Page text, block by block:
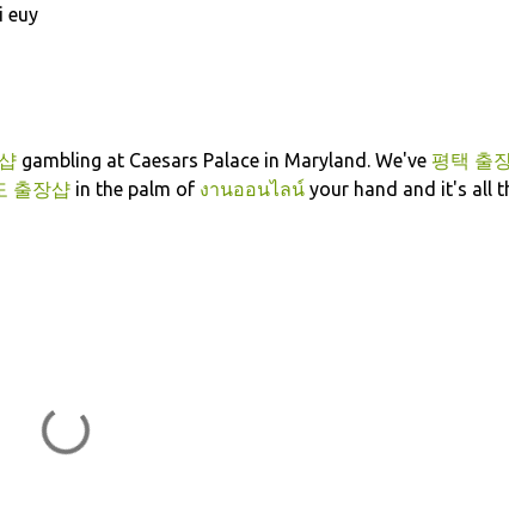
euy
gambling at Caesars Palace in Maryland. We've 평택 출
출장샵in the palm of งานออนไลน์your hand and it's all